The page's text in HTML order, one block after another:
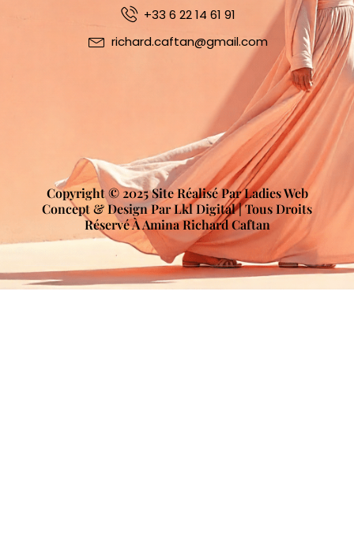
+33 6 22 14 61 91
richard.caftan@gmail.com
Copyright © 2025 Site Réalisé Par Ladies Web
Concept & Design Par Lkl Digital | Tous Droits
Réservé À Amina Richard Caftan